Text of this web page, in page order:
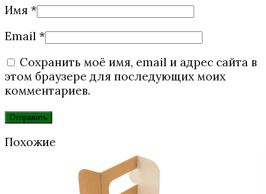
Имя *
Email *
Сохранить моё имя, email и адрес сайта в
этом браузере для последующих моих
комментариев.
Похожие